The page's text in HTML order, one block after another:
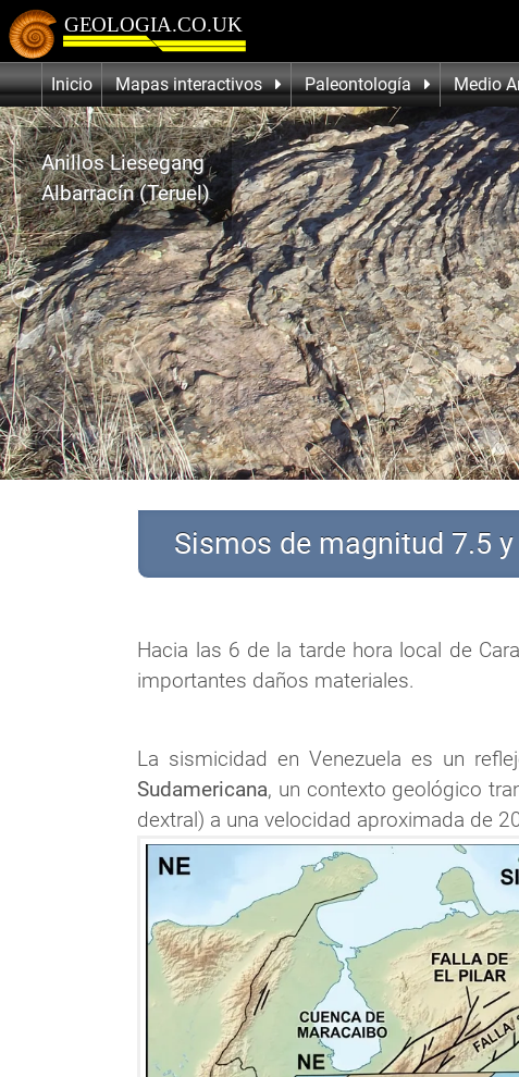
Inicio Mapas interactivos Paleontología Medio
Anillos Liesegang
Albarracín (Teruel)
Sismos de magnitud 7.5
Hacia las 6 de la tarde hora local de
importantes daños materiales.
La sismicidad en Venezuela es un
Sudamericana, un contexto geológico
dextral) a una velocidad aproximada de